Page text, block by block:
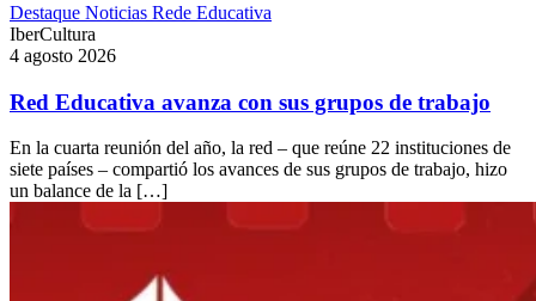
Destaque Noticias Rede Educativa
IberCultura
4 agosto 2026
Red Educativa avanza con sus grupos de trabajo
En la cuarta reunión del año, la red – que reúne 22 instituciones de
siete países – compartió los avances de sus grupos de trabajo, hizo
un balance de la […]